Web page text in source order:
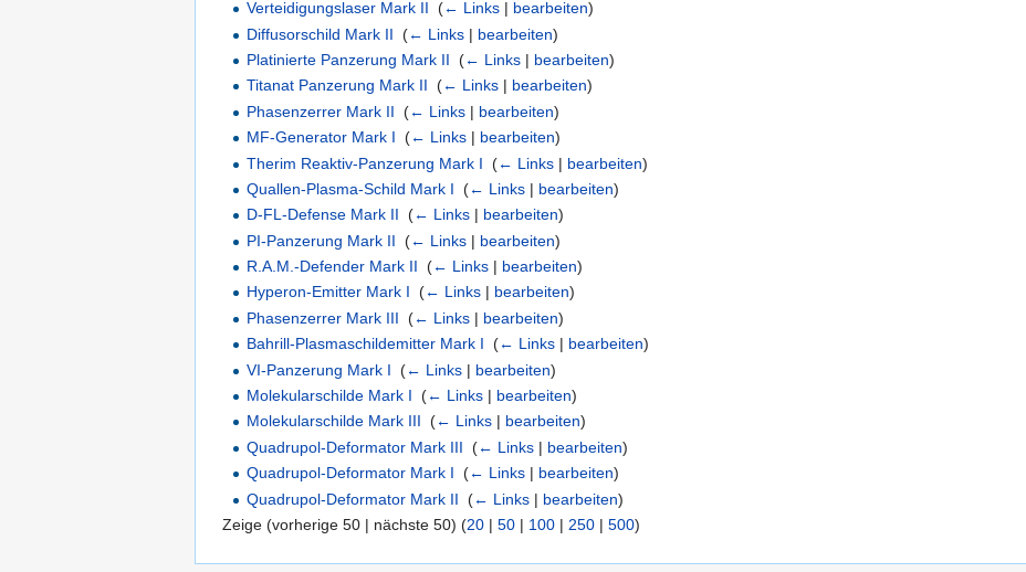
Verteidigungslaser Mark II
(← Links | bearbeiten)
Diffusorschild Mark II
(← Links | bearbeiten)
Platinierte Panzerung Mark II
(← Links | bearbeiten)
Titanat Panzerung Mark II
(← Links | bearbeiten)
Phasenzerrer Mark II
(← Links | bearbeiten)
MF-Generator Mark I
(← Links | bearbeiten)
Therim Reaktiv-Panzerung Mark I
(← Links | bearbeiten)
Quallen-Plasma-Schild Mark I
(← Links | bearbeiten)
D-FL-Defense Mark II
(← Links | bearbeiten)
PI-Panzerung Mark II
(← Links | bearbeiten)
R.A.M.-Defender Mark II
(← Links | bearbeiten)
Hyperon-Emitter Mark I
(← Links | bearbeiten)
Phasenzerrer Mark III
(← Links | bearbeiten)
Bahrill-Plasmaschildemitter Mark I
(← Links | bearbeiten)
VI-Panzerung Mark I
(← Links | bearbeiten)
Molekularschilde Mark I
(← Links | bearbeiten)
Molekularschilde Mark III
(← Links | bearbeiten)
Quadrupol-Deformator Mark III
(← Links | bearbeiten)
Quadrupol-Deformator Mark I
(← Links | bearbeiten)
Quadrupol-Deformator Mark II
(← Links | bearbeiten)
Zeige (vorherige 50 | nächste 50) (20 | 50 | 100 | 250 | 500)